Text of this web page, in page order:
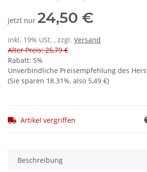
jetzt nur 24,50 €
inkl. 19% USt. , zzgl. Versand
Alter Preis: 25,79 €
Rabatt: 5%
Unverbindliche Preisempfehlung des
(Sie sparen 18.31%, also 5,49 €)
Artikel vergriffen
Beschreibung